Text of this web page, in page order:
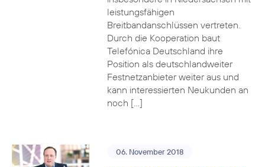
leistungsfähigen
Breitbandanschlüssen vertreten.
Durch die Kooperation baut
Telefónica Deutschland ihre
Position als deutschlandweiter
Festnetzanbieter weiter aus und
kann interessierten Neukunden an
noch […]
06. November 2018